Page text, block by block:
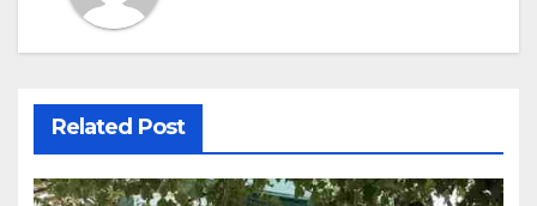
Related Post